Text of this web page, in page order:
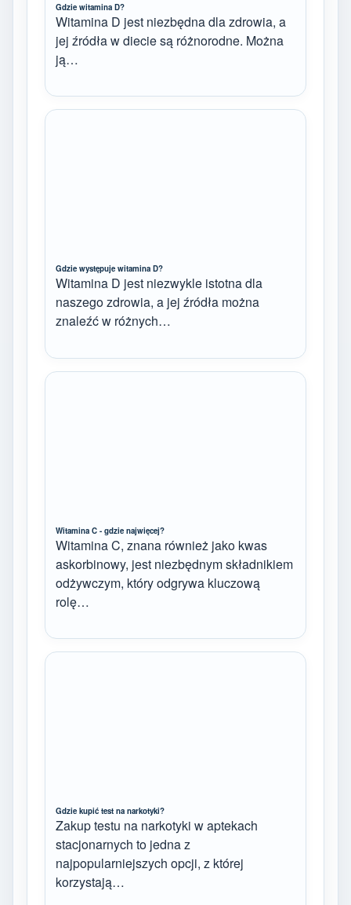
Gdzie witamina D?
Witamina D jest niezbędna dla zdrowia, a
jej źródła w diecie są różnorodne. Można
ją…
Gdzie występuje witamina D?
Witamina D jest niezwykle istotna dla
naszego zdrowia, a jej źródła można
znaleźć w różnych…
Witamina C - gdzie najwięcej?
Witamina C, znana również jako kwas
askorbinowy, jest niezbędnym składnikiem
odżywczym, który odgrywa kluczową
rolę…
Gdzie kupić test na narkotyki?
Zakup testu na narkotyki w aptekach
stacjonarnych to jedna z
najpopularniejszych opcji, z której
korzystają…